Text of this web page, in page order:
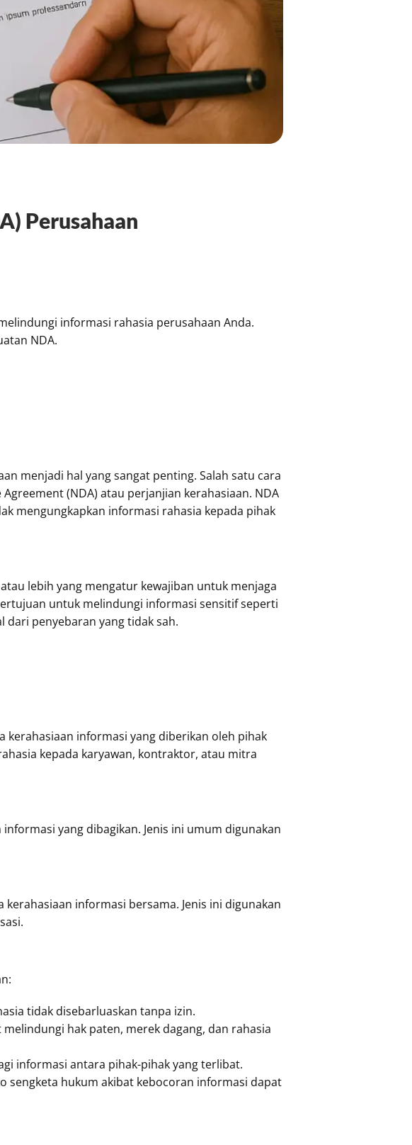
Perusahaan
informasi rahasia perusahaan Anda.
NDA.
menjadi hal yang sangat penting. Salah satu cara
(NDA) atau perjanjian kerahasiaan. NDA
mengungkapkan informasi rahasia kepada pihak
lebih yang mengatur kewajiban untuk menjaga
untuk melindungi informasi sensitif seperti
dari penyebaran yang tidak sah.
kerahasiaan informasi yang diberikan oleh pihak
kepada karyawan, kontraktor, atau mitra
yang dibagikan. Jenis ini umum digunakan
informasi bersama. Jenis ini digunakan
tidak disebarluaskan tanpa izin.
hak paten, merek dagang, dan rahasia
informasi antara pihak-pihak yang terlibat.
sengketa hukum akibat kebocoran informasi dapat